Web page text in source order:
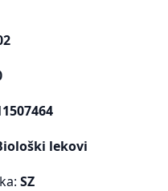
lekovi
SZ